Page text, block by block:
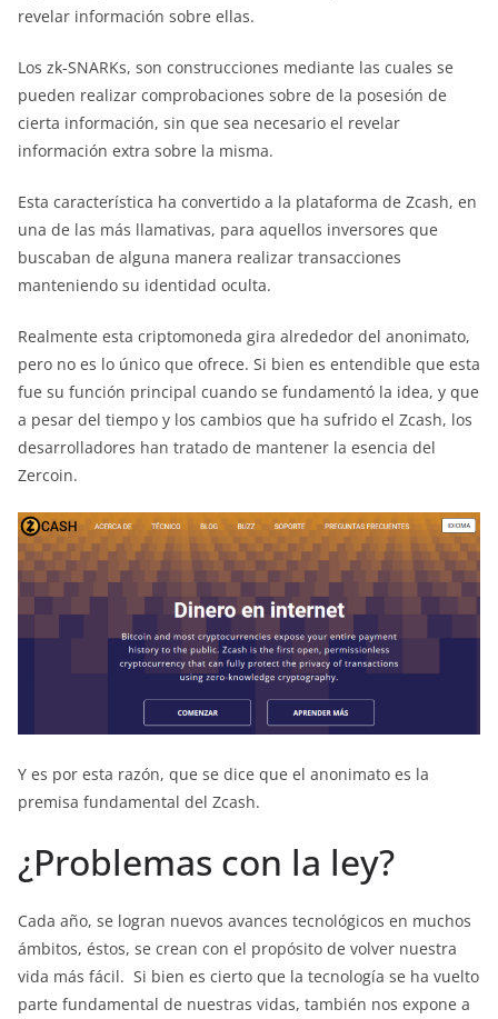
revelar información sobre ellas.
Los zk-SNARKs, son construcciones mediante las cuales se
pueden realizar comprobaciones sobre de la posesión de
cierta información, sin que sea necesario el revelar
información extra sobre la misma.
Esta característica ha convertido a la plataforma de Zcash, en
una de las más llamativas, para aquellos inversores que
buscaban de alguna manera realizar transacciones
manteniendo su identidad oculta.
Realmente esta criptomoneda gira alrededor del anonimato,
pero no es lo único que ofrece. Si bien es entendible que esta
fue su función principal cuando se fundamentó la idea, y que
a pesar del tiempo y los cambios que ha sufrido el Zcash, los
desarrolladores han tratado de mantener la esencia del
Zercoin.
Y es por esta razón, que se dice que el anonimato es la
premisa fundamental del Zcash.
¿Problemas con la ley?
Cada año, se logran nuevos avances tecnológicos en muchos
ámbitos, éstos, se crean con el propósito de volver nuestra
vida más fácil. Si bien es cierto que la tecnología se ha vuelto
parte fundamental de nuestras vidas, también nos expone a